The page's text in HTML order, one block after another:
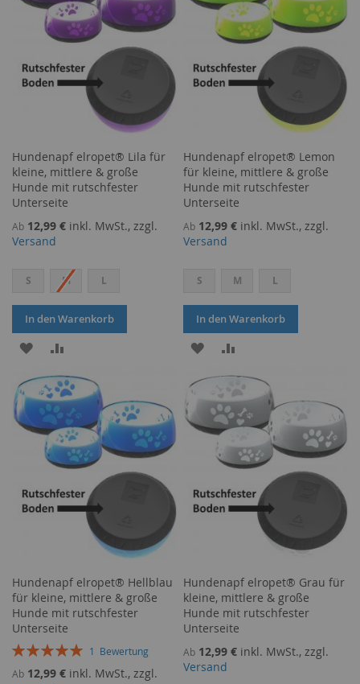
Hundenapf elropet® Lila für
kleine, mittlere & große
Hunde mit rutschfester
Unterseite
Ab 12,99 € inkl. MwSt., zzgl.
Versand
S M L
In den Warenkorb
ZUR
WUNSCHLISTE
HINZUFÜGEN
VERGLEICHSLISTE
HINZUFÜGEN
Hundenapf elropet® Lemon
für kleine, mittlere & große
Hunde mit rutschfester
Unterseite
Ab 12,99 € inkl. MwSt., zzgl.
Versand
S M L
In den Warenkorb
ZUR
WUNSCHLISTE
HINZUFÜGEN
VERGLEICHSLISTE
HINZUFÜGEN
Hundenapf elropet® Hellblau
für kleine, mittlere & große
Hunde mit rutschfester
Unterseite
Bewertung:
1 Bewertung
Ab 12,99 € inkl. MwSt., zzgl.
Hundenapf elropet® Grau für
kleine, mittlere & große
Hunde mit rutschfester
Unterseite
Ab 12,99 € inkl. MwSt., zzgl.
Versand